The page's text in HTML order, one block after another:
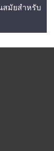
มัยสำหรับ